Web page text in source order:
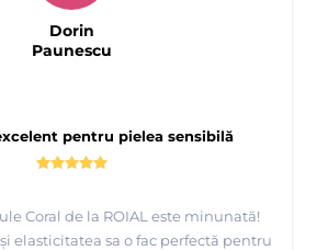
in strat subtire, nu mai mult de 1 mm
folosita scade pana la 1,6 ori)
cu avantaje ale cerii FILM ROIAL
pentru pielea sensibilă
Coral de la ROIAL este minunată!
elasticitatea sa o fac perfectă pentru
Dorin
Paunescu